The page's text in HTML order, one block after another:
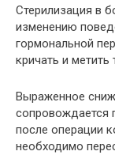
Стерилизация в
изменению
гормональной
кричать и метить
Выраженное
сопровождается
после операции
необходимо